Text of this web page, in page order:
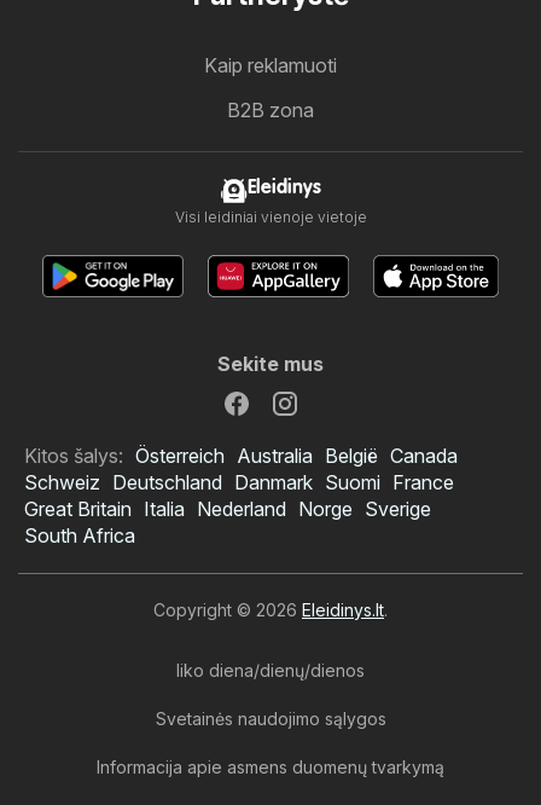
Kaip reklamuoti
B2B zona
Eleidinys
Visi leidiniai vienoje vietoje
Sekite mus
Kitos šalys: Österreich Australia België Canada
Schweiz Deutschland Danmark Suomi France
Great Britain Italia Nederland Norge Sverige
South Africa
Copyright © 2026 Eleidinys.lt.
liko diena/dienų/dienos
Svetainės naudojimo sąlygos
Informacija apie asmens duomenų tvarkymą